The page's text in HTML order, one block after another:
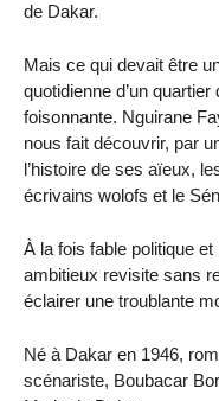
de Dakar.
Mais ce qui devait être
quotidienne d’un
foisonnante. Nguirane
nous fait découvrir, par
l’histoire de ses aïeux,
écrivains wolofs et le
À la fois fable politique
ambitieux revisite sans
éclairer une troublante
Né à Dakar en 1946,
scénariste, Boubacar